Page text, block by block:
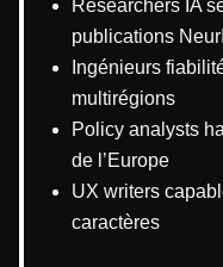
Researchers IA
publications
Ingénieurs
multirégions
Policy analysts
de l’Europe
UX writers
caractères